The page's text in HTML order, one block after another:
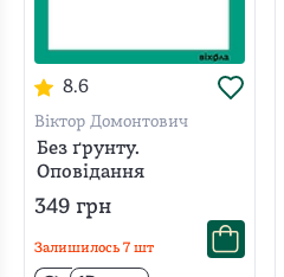
8.6
Віктор Домонтович
Без ґрунту.
Оповідання
349 грн
Залишилось 7 шт